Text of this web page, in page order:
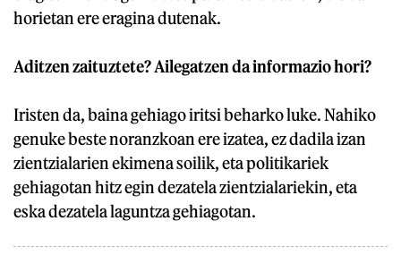
horietan ere eragina dutenak.
Aditzen zaituztete? Ailegatzen da informazio hori?
Iristen da, baina gehiago iritsi beharko luke. Nahiko
genuke beste noranzkoan ere izatea, ez dadila izan
zientzialarien ekimena soilik, eta politikariek
gehiagotan hitz egin dezatela zientzialariekin, eta
eska dezatela laguntza gehiagotan.